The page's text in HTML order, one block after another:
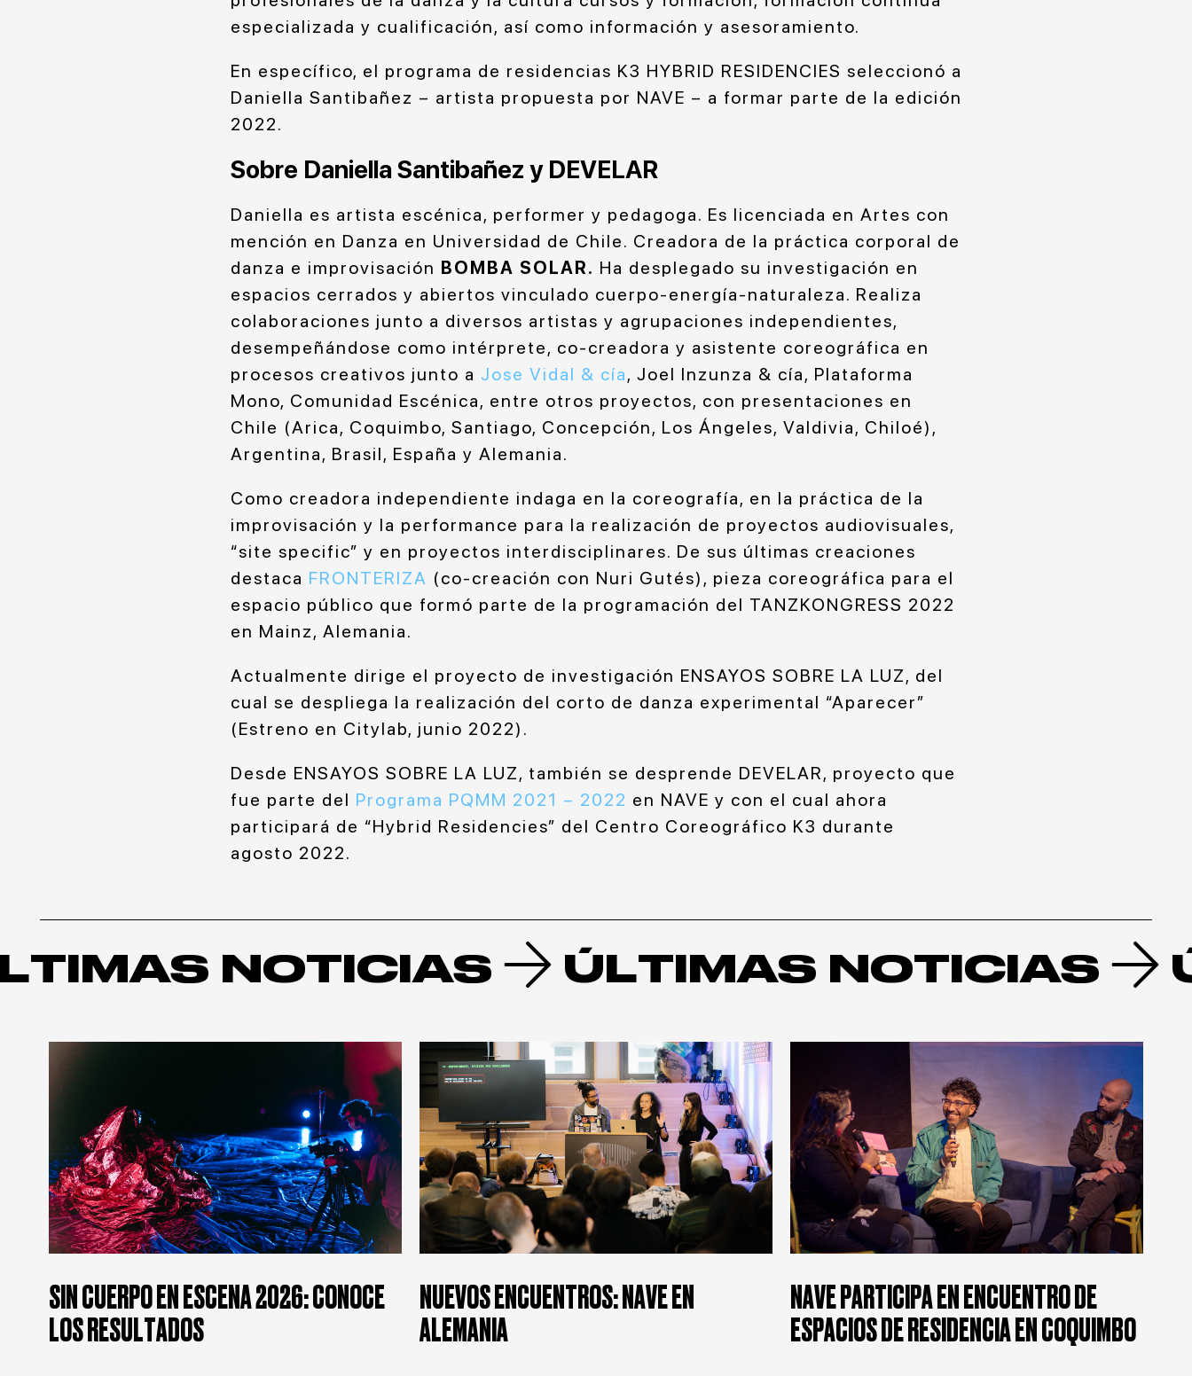
especializada y cualificación, así como información y asesoramiento.
En específico, el programa de residencias K3 HYBRID RESIDENCIES seleccionó a
Daniella Santibañez – artista propuesta por NAVE – a formar parte de la edición
2022.
Sobre Daniella Santibañez y DEVELAR
Daniella es artista escénica, performer y pedagoga. Es licenciada en Artes con
mención en Danza en Universidad de Chile. Creadora de la práctica corporal de
danza e improvisación BOMBA SOLAR. Ha desplegado su investigación en
espacios cerrados y abiertos vinculado cuerpo-energía-naturaleza. Realiza
colaboraciones junto a diversos artistas y agrupaciones independientes,
desempeñándose como intérprete, co-creadora y asistente coreográfica en
procesos creativos junto a Jose Vidal & cía, Joel Inzunza & cía, Plataforma
Mono, Comunidad Escénica, entre otros proyectos, con presentaciones en
Chile (Arica, Coquimbo, Santiago, Concepción, Los Ángeles, Valdivia, Chiloé),
Argentina, Brasil, España y Alemania.
Como creadora independiente indaga en la coreografía, en la práctica de la
improvisación y la performance para la realización de proyectos audiovisuales,
“site specific” y en proyectos interdisciplinares. De sus últimas creaciones
destaca FRONTERIZA (co-creación con Nuri Gutés), pieza coreográfica para el
espacio público que formó parte de la programación del TANZKONGRESS 2022
en Mainz, Alemania.
Actualmente dirige el proyecto de investigación ENSAYOS SOBRE LA LUZ, del
cual se despliega la realización del corto de danza experimental “Aparecer”
(Estreno en Citylab, junio 2022).
Desde ENSAYOS SOBRE LA LUZ, también se desprende DEVELAR, proyecto que
fue parte del Programa PQMM 2021 – 2022 en NAVE y con el cual ahora
participará de “Hybrid Residencies” del Centro Coreográfico K3 durante
agosto 2022.
NOTICIAS ÚLTIMAS NOTICIAS
SIN CUERPO EN ESCENA 2026: CONOCE
LOS RESULTADOS
NUEVOS ENCUENTROS: NAVE EN
ALEMANIA
NAVE PARTICIPA EN ENCUENTRO DE
ESPACIOS DE RESIDENCIA EN COQUIMBO